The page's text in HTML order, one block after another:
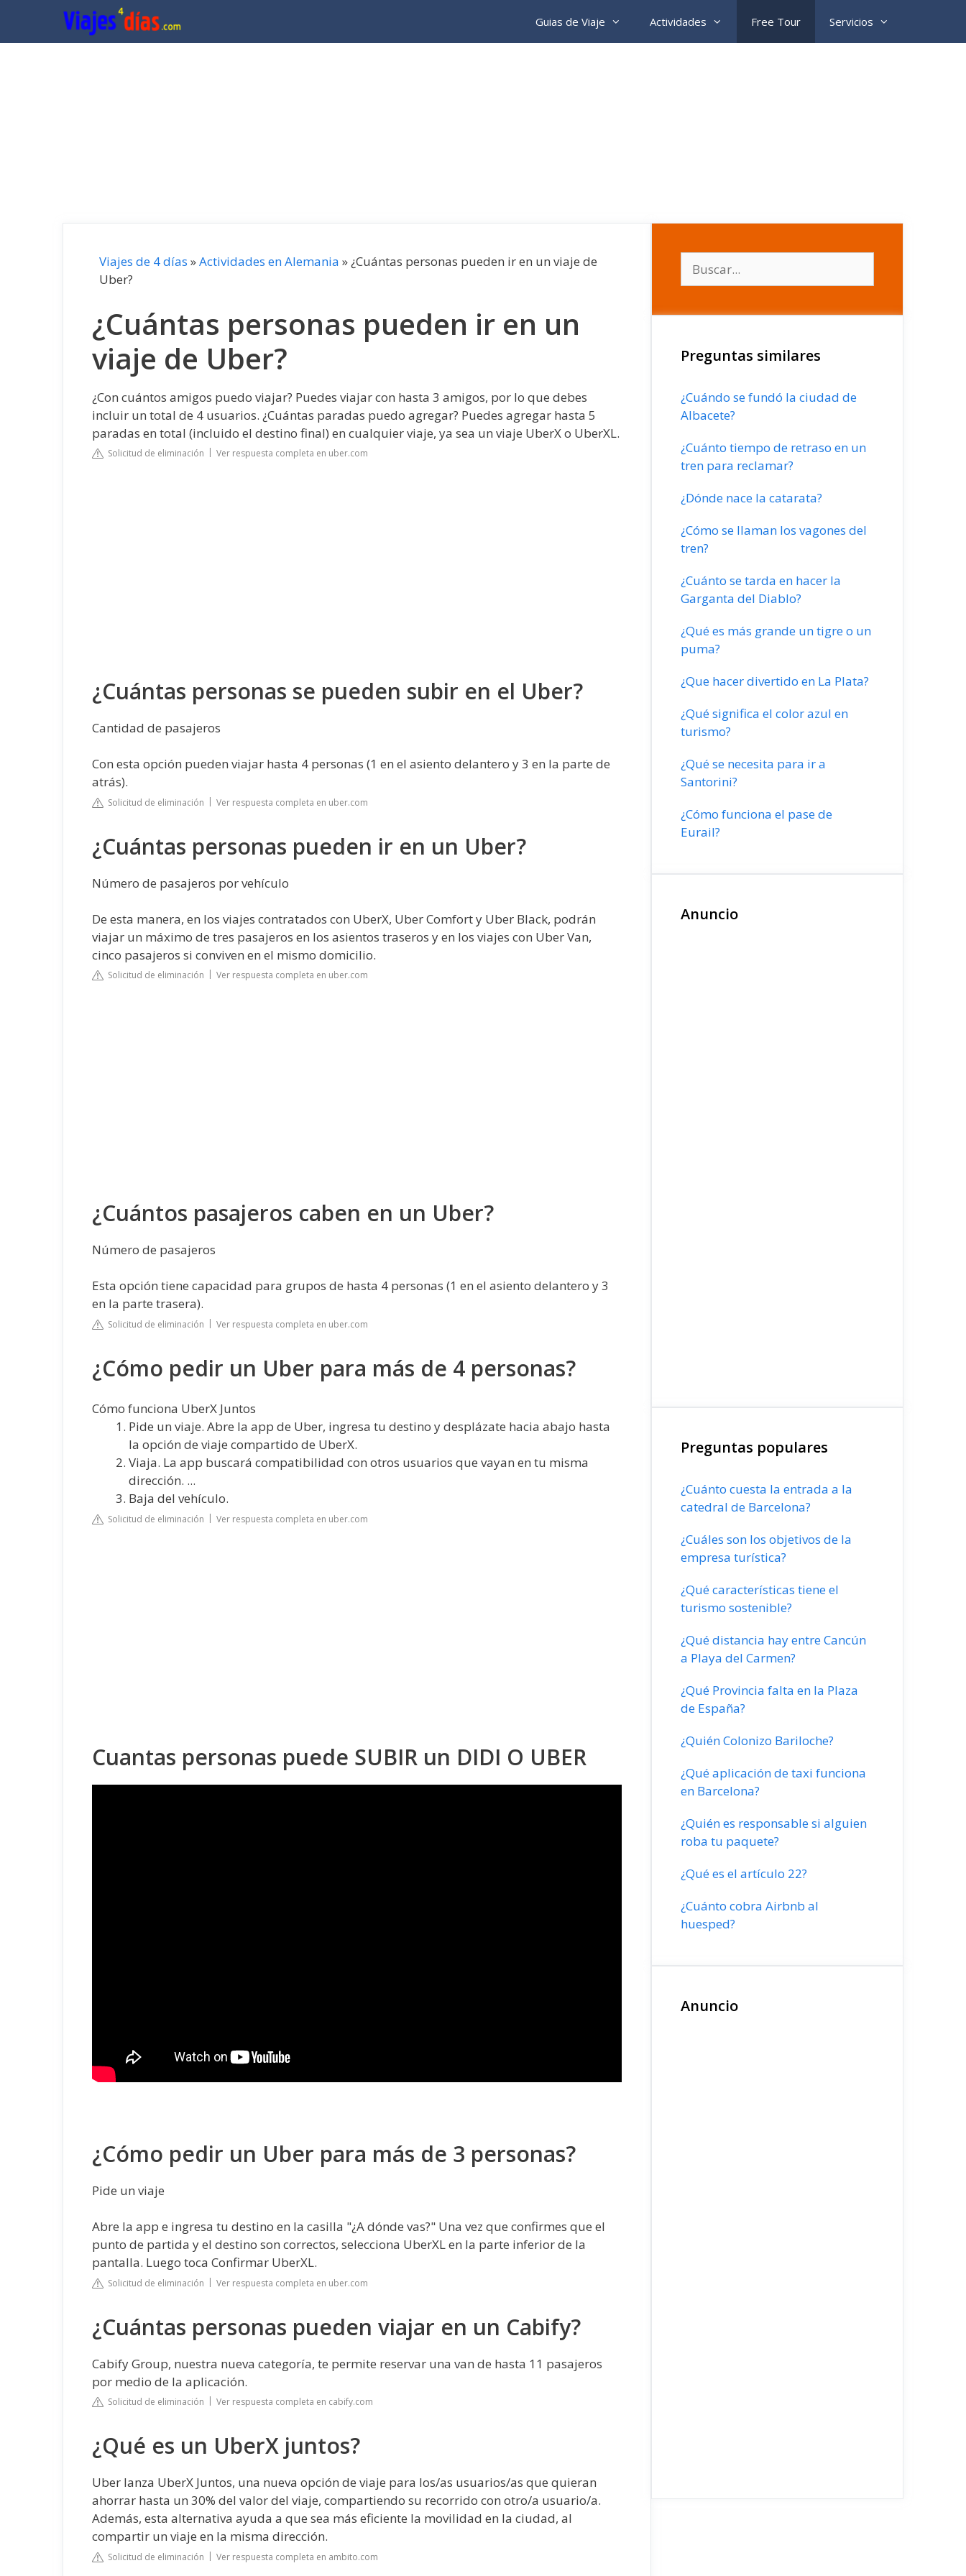
contenido
Guias de Viaje Actividades Free Tour Servicios
Viajes de 4 días »Actividades en Alemania »¿Cuántas personas pueden ir en un viaje de
Uber?
¿Cuántas personas pueden ir en un
viaje de Uber?
¿Con cuántos amigos puedo viajar? Puedes viajar con hasta 3 amigos, por lo que debes
incluir un total de 4 usuarios. ¿Cuántas paradas puedo agregar? Puedes agregar hasta 5
paradas en total (incluido el destino final) en cualquier viaje, ya sea un viaje UberX o UberXL.
Solicitud de eliminación Ver respuesta completa en uber.com
¿Cuántas personas se pueden subir en el Uber?
Cantidad de pasajeros
Con esta opción pueden viajar hasta 4 personas (1 en el asiento delantero y 3 en la parte de
atrás).
Solicitud de eliminación Ver respuesta completa en uber.com
¿Cuántas personas pueden ir en un Uber?
Número de pasajeros por vehículo
De esta manera, en los viajes contratados con UberX, Uber Comfort y Uber Black, podrán
viajar un máximo de tres pasajeros en los asientos traseros y en los viajes con Uber Van,
cinco pasajeros si conviven en el mismo domicilio.
Solicitud de eliminación Ver respuesta completa en uber.com
¿Cuántos pasajeros caben en un Uber?
Número de pasajeros
Esta opción tiene capacidad para grupos de hasta 4 personas (1 en el asiento delantero y 3
en la parte trasera).
Solicitud de eliminación Ver respuesta completa en uber.com
¿Cómo pedir un Uber para más de 4 personas?
Cómo funciona UberX Juntos
Pide un viaje. Abre la app de Uber, ingresa tu destino y desplázate hacia abajo hasta
la opción de viaje compartido de UberX.
Viaja. La app buscará compatibilidad con otros usuarios que vayan en tu misma
dirección. ...
Baja del vehículo.
Solicitud de eliminación Ver respuesta completa en uber.com
Cuantas personas puede SUBIR un DIDI O UBER
¿Cómo pedir un Uber para más de 3 personas?
Pide un viaje
Abre la app e ingresa tu destino en la casilla "¿A dónde vas?" Una vez que confirmes que el
punto de partida y el destino son correctos, selecciona UberXL en la parte inferior de la
pantalla. Luego toca Confirmar UberXL.
Solicitud de eliminación Ver respuesta completa en uber.com
¿Cuántas personas pueden viajar en un Cabify?
Cabify Group, nuestra nueva categoría, te permite reservar una van de hasta 11 pasajeros
por medio de la aplicación.
Solicitud de eliminación Ver respuesta completa en cabify.com
¿Qué es un UberX juntos?
Uber lanza UberX Juntos, una nueva opción de viaje para los/as usuarios/as que quieran
ahorrar hasta un 30% del valor del viaje, compartiendo su recorrido con otro/a usuario/a.
Además, esta alternativa ayuda a que sea más eficiente la movilidad en la ciudad, al
compartir un viaje en la misma dirección.
Solicitud de eliminación Ver respuesta completa en ambito.com
Preguntas similares
¿Cuándo se fundó la ciudad de
Albacete?
¿Cuánto tiempo de retraso en un
tren para reclamar?
¿Dónde nace la catarata?
¿Cómo se llaman los vagones del
tren?
¿Cuánto se tarda en hacer la
Garganta del Diablo?
¿Qué es más grande un tigre o un
puma?
¿Que hacer divertido en La Plata?
¿Qué significa el color azul en
turismo?
¿Qué se necesita para ir a
Santorini?
¿Cómo funciona el pase de
Eurail?
Anuncio
Preguntas populares
¿Cuánto cuesta la entrada a la
catedral de Barcelona?
¿Cuáles son los objetivos de la
empresa turística?
¿Qué características tiene el
turismo sostenible?
¿Qué distancia hay entre Cancún
a Playa del Carmen?
¿Qué Provincia falta en la Plaza
de España?
¿Quién Colonizo Bariloche?
¿Qué aplicación de taxi funciona
en Barcelona?
¿Quién es responsable si alguien
roba tu paquete?
¿Qué es el artículo 22?
¿Cuánto cobra Airbnb al
huesped?
Anuncio